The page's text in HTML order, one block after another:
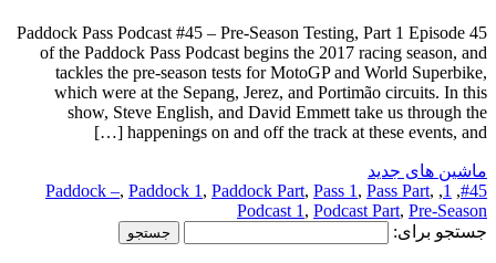
Paddock Pass Podcast #45 – Pre-Season Testing, Part 1 Episode 45
of the Paddock Pass Podcast begins the 2017 racing season, and
tackles the pre-season tests for MotoGP and World Superbike,
which were at the Sepang, Jerez, and Portimão circuits. In this
show, Steve English, and David Emmett take us through the
happenings on and off the track at these events, and […]
ماشین های جدید
#45
,
1
,
Paddock –, Paddock 1 , Paddock Part, Pass 1 , Pass Part,
Podcast 1 , Podcast Part, Pre-Season
جستجو برای: